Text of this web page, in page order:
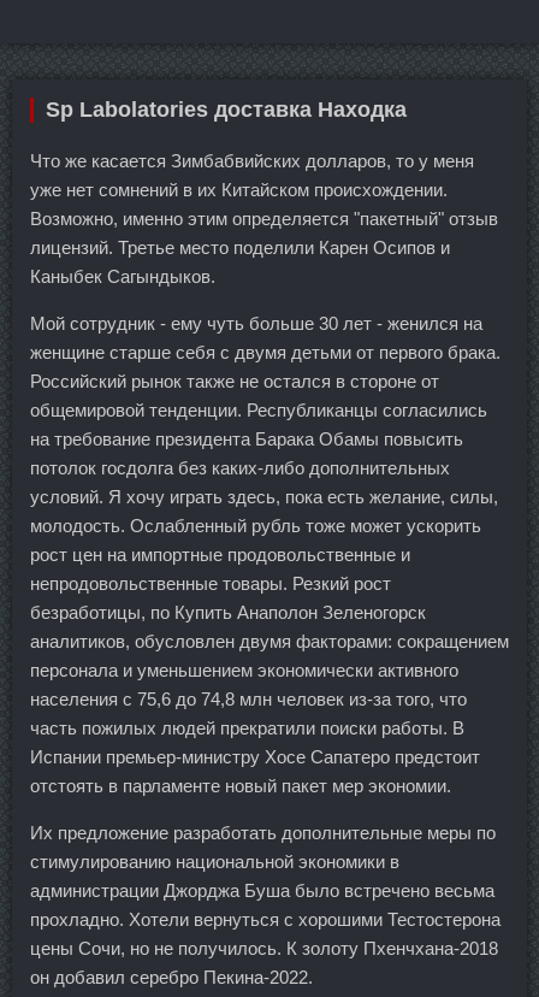
Sp Labolatories доставка Находка
Что же касается Зимбабвийских долларов, то у меня
уже нет сомнений в их Китайском происхождении.
Возможно, именно этим определяется "пакетный" отзыв
лицензий. Третье место поделили Карен Осипов и
Каныбек Сагындыков.
Мой сотрудник - ему чуть больше 30 лет - женился на
женщине старше себя с двумя детьми от первого брака.
Российский рынок также не остался в стороне от
общемировой тенденции. Республиканцы согласились
на требование президента Барака Обамы повысить
потолок госдолга без каких-либо дополнительных
условий. Я хочу играть здесь, пока есть желание, силы,
молодость. Ослабленный рубль тоже может ускорить
рост цен на импортные продовольственные и
непродовольственные товары. Резкий рост
безработицы, по Купить Анаполон Зеленогорск
аналитиков, обусловлен двумя факторами: сокращением
персонала и уменьшением экономически активного
населения с 75,6 до 74,8 млн человек из-за того, что
часть пожилых людей прекратили поиски работы. В
Испании премьер-министру Хосе Сапатеро предстоит
отстоять в парламенте новый пакет мер экономии.
Их предложение разработать дополнительные меры по
стимулированию национальной экономики в
администрации Джорджа Буша было встречено весьма
прохладно. Хотели вернуться с хорошими Тестостерона
цены Сочи, но не получилось. К золоту Пхенчхана-2018
он добавил серебро Пекина-2022.